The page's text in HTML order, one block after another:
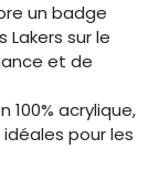
un badge
sur le
et de
100% acrylique,
pour les